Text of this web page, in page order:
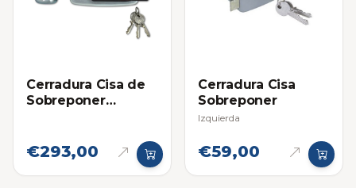
Cerradura Cisa de
Sobreponer
€293,00
Cerradura Cisa
Sobreponer
Izquierda
€59,00